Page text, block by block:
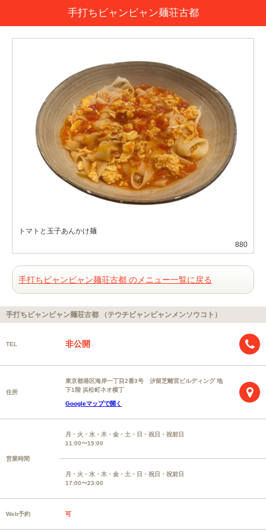
手打ちビャンビャン麺荘古都
トマトと玉子あんかけ麺
880
手打ちビャンビャン麺荘古都 のメニュー一覧に戻る
手打ちビャンビャン麺荘古都 （テウチビャンビャンメンソウコト）
TEL 非公開
住所
東京都港区海岸一丁目2番3号 汐留芝離宮ビルディング 地
下1階 浜松町ネオ横丁
Googleマップで開く
営業時間
月・火・水・木・金・土・日・祝日・祝前日
11:00〜15:00
月・火・水・木・金・土・日・祝日・祝前日
17:00〜23:00
Web予約 可